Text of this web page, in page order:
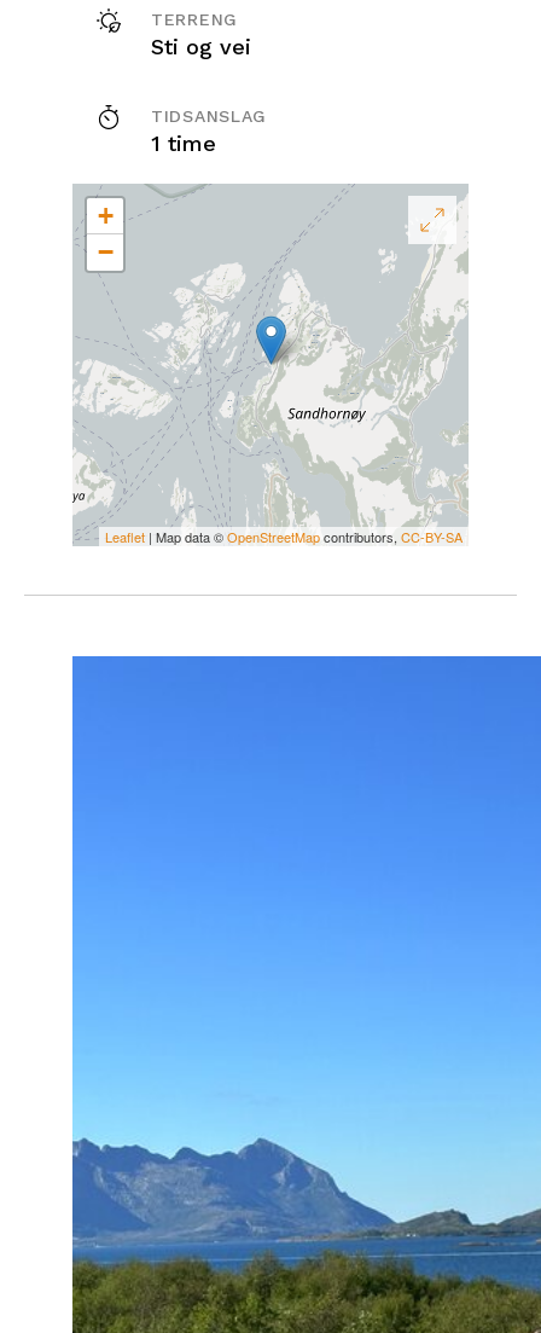
TERRENG
Sti og vei
TIDSANSLAG
1 time
+
−
Leaflet | Map data ©OpenStreetMapcontributors, CC-BY-SA